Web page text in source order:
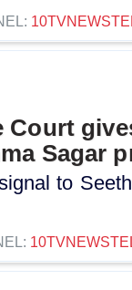
Court
Sagar
to